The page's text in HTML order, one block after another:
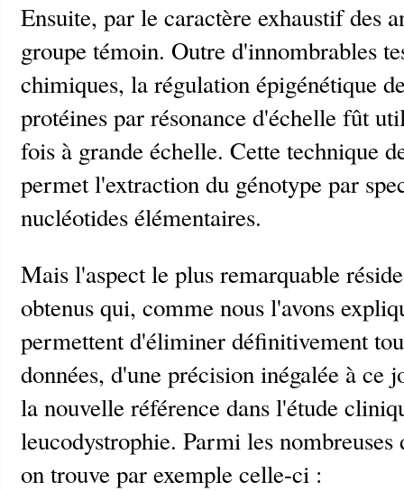
Ensuite, par le caractère exhaustif des
groupe témoin. Outre d'innombrables
chimiques, la régulation épigénétique
protéines par résonance d'échelle fût
fois à grande échelle. Cette technique
permet l'extraction du génotype par
nucléotides élémentaires.
Mais l'aspect le plus remarquable
obtenus qui, comme nous l'avons
permettent d'éliminer définitivement
données, d'une précision inégalée à ce
la nouvelle référence dans l'étude
leucodystrophie. Parmi les nombreuses
on trouve par exemple celle-ci :